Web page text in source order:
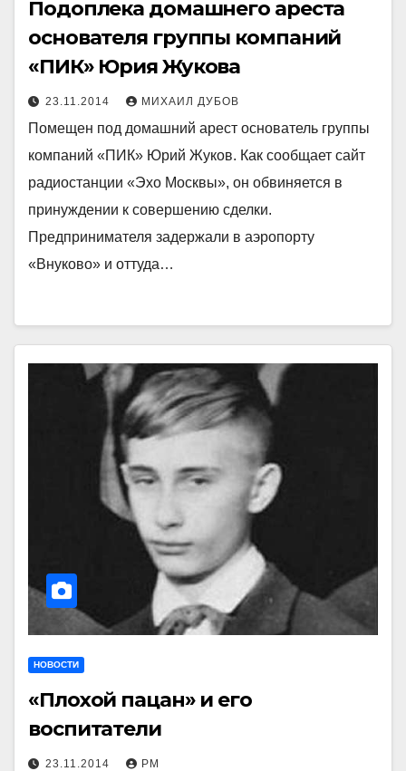
Подоплека домашнего ареста
основателя группы компаний
«ПИК» Юрия Жукова
23.11.2014 МИХАИЛ ДУБОВ
Помещен под домашний арест основатель группы
компаний «ПИК» Юрий Жуков. Как сообщает сайт
радиостанции «Эхо Москвы», он обвиняется в
принуждении к совершению сделки.
Предпринимателя задержали в аэропорту
«Внуково» и оттуда…
НОВОСТИ
«Плохой пацан» и его
воспитатели
23.11.2014 РМ